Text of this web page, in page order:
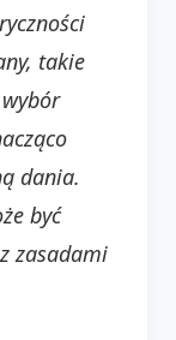
takie
dania.
być
zasadami